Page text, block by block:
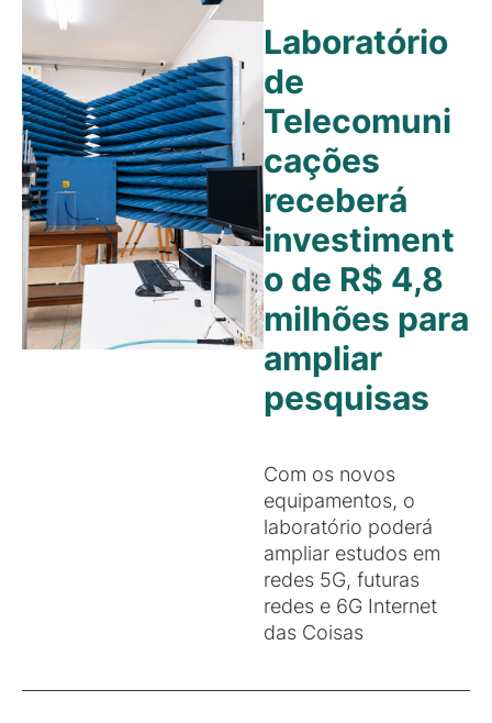
Laboratório
de
Telecomuni
cações
receberá
investiment
o de R$ 4,8
milhões para
ampliar
pesquisas
Com os novos
equipamentos, o
laboratório poderá
ampliar estudos em
redes 5G, futuras
redes e 6G Internet
das Coisas